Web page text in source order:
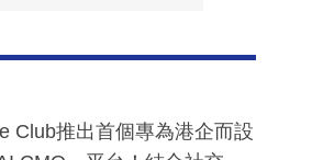
Club推出首個專為港企而設